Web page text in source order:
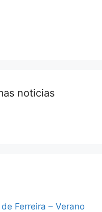
noticias
Ferreira – Verano